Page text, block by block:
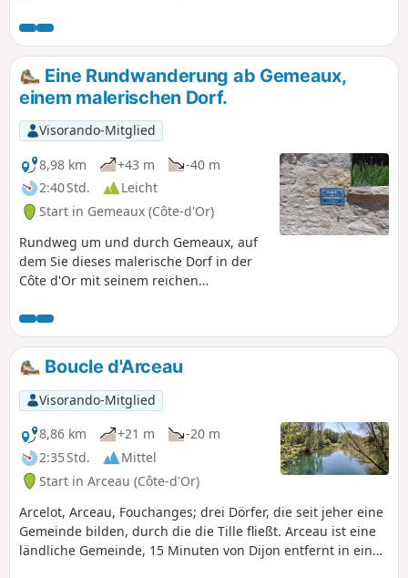
an die Lage von Beire-le-Châtel in der gallo-römischen Zeit,
an der Kreuzung antiker Straßen, wo man die Überreste
von zwei römischen Straßen findet. Außerdem wurden 2019
sechs gallo-römische Gräber gefunden.
Eine Rundwanderung ab Gemeaux,
einem malerischen Dorf.
Visorando-Mitglied
8,98 km
+43 m
-40 m
2:40 Std.
Leicht
Start in Gemeaux (Côte-d'Or)
Rundweg um und durch Gemeaux, auf
dem Sie dieses malerische Dorf in der
Côte d'Or mit seinem reichen
können: Markthallen, mittelalterliches
Haus, Kirche, Schloss, Brunnen und
Waschhaus.
Boucle d'Arceau
Visorando-Mitglied
8,86 km
+21 m
-20 m
2:35 Std.
Mittel
Start in Arceau (Côte-d'Or)
Arcelot, Arceau, Fouchanges; drei Dörfer, die seit jeher eine
Gemeinde bilden, durch die die Tille fließt. Arceau ist eine
ländliche Gemeinde, 15 Minuten von Dijon entfernt in einer